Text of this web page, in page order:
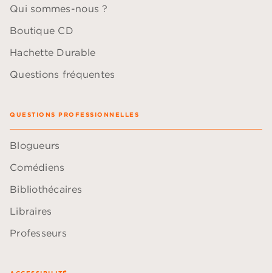
Qui sommes-nous ?
Boutique CD
Hachette Durable
Questions fréquentes
QUESTIONS PROFESSIONNELLES
Blogueurs
Comédiens
Bibliothécaires
Libraires
Professeurs